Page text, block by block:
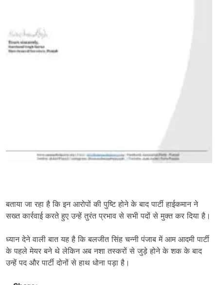
बताया जा रहा है कि इन आरोपों की पुष्टि होने के बाद पार्टी हाईकमान ने
सख्त कार्रवाई करते हुए उन्हें तुरंत प्रभाव से सभी पदों से मुक्त कर दिया है।
ध्यान देने वाली बात यह है कि बलजीत सिंह चन्नी पंजाब में आम आदमी पार्टी
के पहले मेयर बने थे लेकिन अब नशा तस्करों से जुड़े होने के शक के बाद
उन्हें पद और पार्टी दोनों से हाथ धोना पड़ा है।